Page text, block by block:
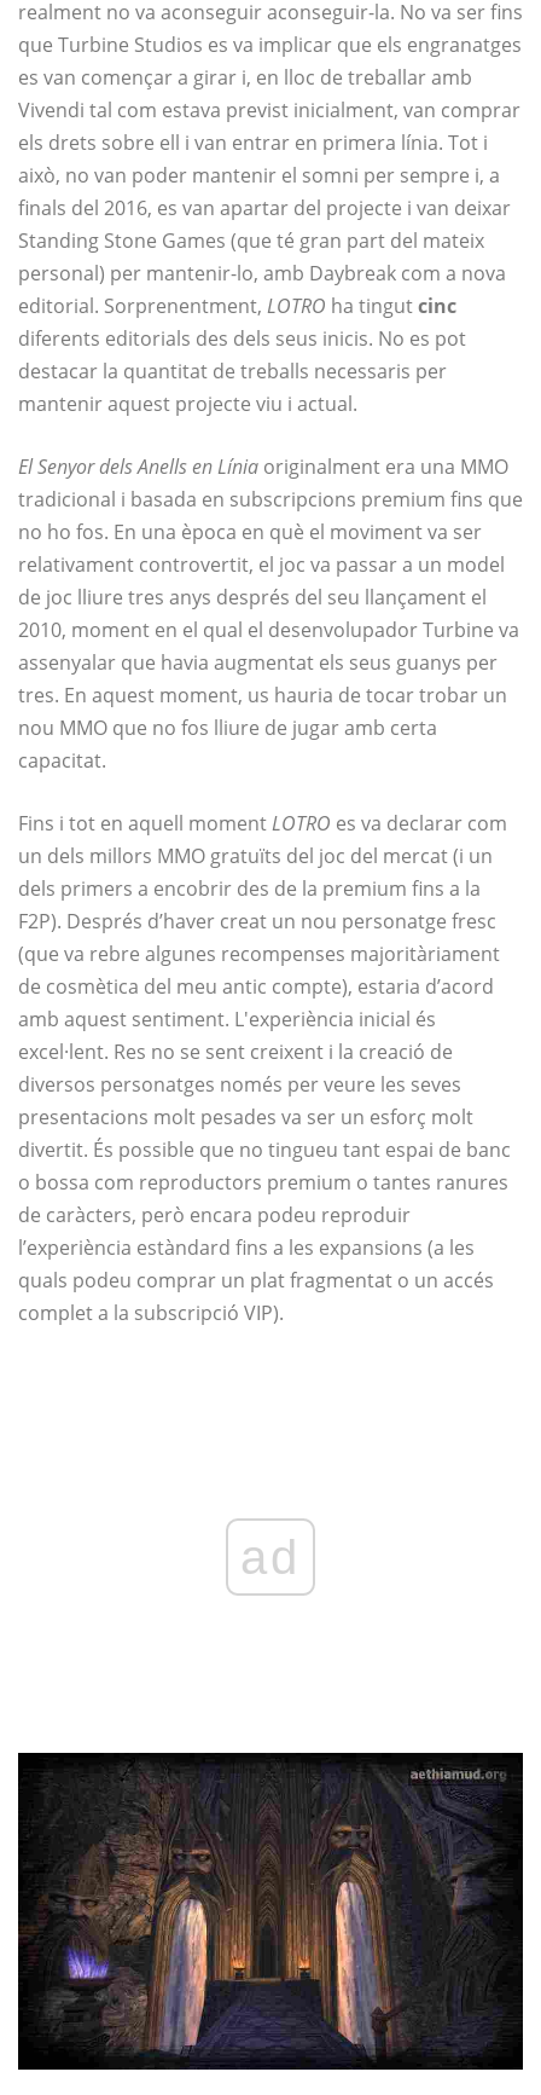
realment no va aconseguir aconseguir-la. No va ser fins
que Turbine Studios es va implicar que els engranatges
es van començar a girar i, en lloc de treballar amb
Vivendi tal com estava previst inicialment, van comprar
els drets sobre ell i van entrar en primera línia. Tot i
això, no van poder mantenir el somni per sempre i, a
finals del 2016, es van apartar del projecte i van deixar
Standing Stone Games (que té gran part del mateix
personal) per mantenir-lo, amb Daybreak com a nova
editorial. Sorprenentment, LOTRO ha tingutcinc
diferents editorials des dels seus inicis. No es pot
destacar la quantitat de treballs necessaris per
mantenir aquest projecte viu i actual.
El Senyor dels Anells en Línia originalment era una MMO
tradicional i basada en subscripcions premium fins que
no ho fos. En una època en què el moviment va ser
relativament controvertit, el joc va passar a un model
de joc lliure tres anys després del seu llançament el
2010, moment en el qual el desenvolupador Turbine va
assenyalar que havia augmentat els seus guanys per
tres. En aquest moment, us hauria de tocar trobar un
nou MMO que no fos lliure de jugar amb certa
capacitat.
Fins i tot en aquell momentLOTRO es va declarar com
un dels millors MMO gratuïts del joc del mercat (i un
dels primers a encobrir des de la premium fins a la
F2P). Després d’haver creat un nou personatge fresc
(que va rebre algunes recompenses majoritàriament
de cosmètica del meu antic compte), estaria d’acord
amb aquest sentiment. L'experiència inicial és
excel·lent. Res no se sent creixent i la creació de
diversos personatges només per veure les seves
presentacions molt pesades va ser un esforç molt
divertit. És possible que no tingueu tant espai de banc
o bossa com reproductors premium o tantes ranures
de caràcters, però encara podeu reproduir
l’experiència estàndard fins a les expansions (a les
quals podeu comprar un plat fragmentat o un accés
complet a la subscripció VIP).
ad